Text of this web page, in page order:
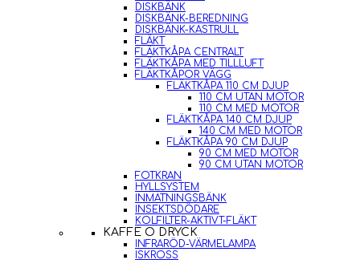
DISKBÄNK
DISKBÄNK-BEREDNING
DISKBÄNK-KASTRULL
FLÄKT
FLÄKTKÅPA CENTRALT
FLÄKTKÅPA MED TILLLUFT
FLÄKTKÅPOR VÄGG
FLÄKTKÅPA 110 CM DJUP
110 CM UTAN MOTOR
110 CM MED MOTOR
FLÄKTKÅPA 140 CM DJUP
140 CM MED MOTOR
FLÄKTKÅPA 90 CM DJUP
90 CM MED MOTOR
90 CM UTAN MOTOR
FOTKRAN
HYLLSYSTEM
INMATNINGSBÄNK
INSEKTSDÖDARE
KOLFILTER-AKTIVT-FLÄKT
KAFFE O DRYCK
INFRARÖD-VÄRMELAMPA
ISKROSS